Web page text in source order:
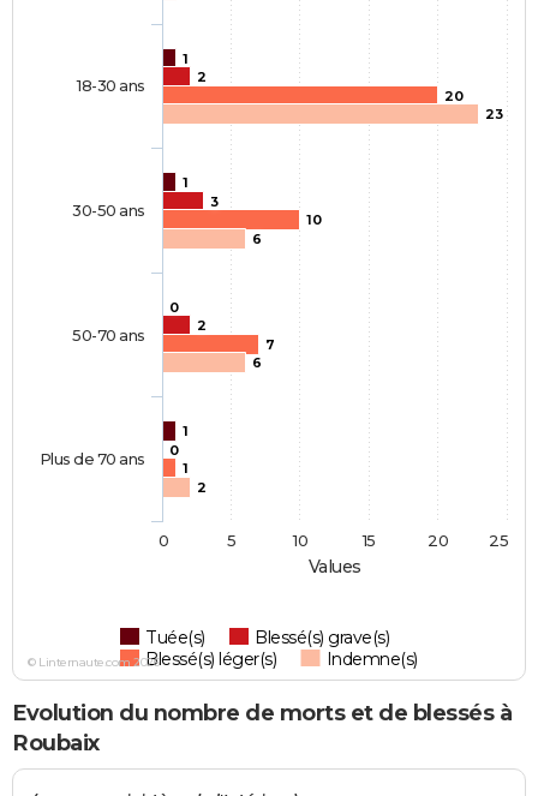
Values
1
1
0
1
2
3
2
0
20
10
7
1
23
6
6
2
Tuée(s)
Blessé(s) grave(s)
Blessé(s) léger(s)
Indemne(s)
18-30 ans
30-50 ans
50-70 ans
Plus de 70 ans
0 5 10 15 20 25
© Linternaute.com 2026
Evolution du nombre de morts et de blessés à
Roubaix